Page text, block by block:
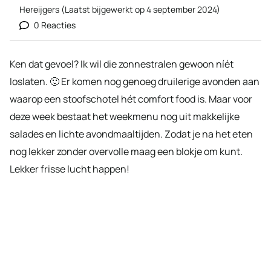
Hereijgers (Laatst bijgewerkt op4 september 2024)
0 Reacties
Ken dat gevoel? Ik wil die zonnestralen gewoon níét
loslaten. 🙂 Er komen nog genoeg druilerige avonden aan
waarop een stoofschotel hét comfort food is. Maar voor
deze week bestaat het weekmenu nog uit makkelijke
salades en lichte avondmaaltijden. Zodat je na het eten
nog lekker zonder overvolle maag een blokje om kunt.
Lekker frisse lucht happen!